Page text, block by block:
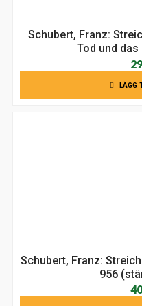
Schubert, Franz:
Tod und das
LÄGG
Schubert, Franz:
956